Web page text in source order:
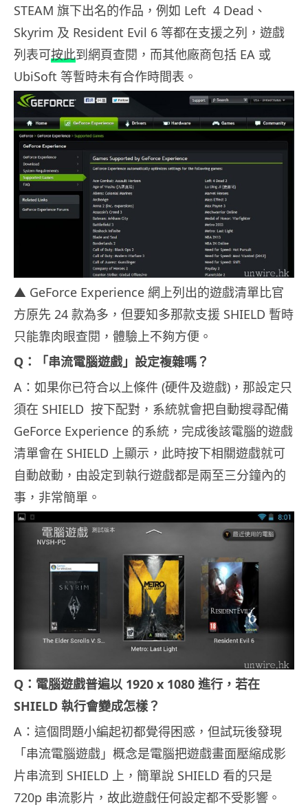
STEAM 旗下出名的作品，例如 Left 4 Dead、
Skyrim 及 Resident Evil 6 等都在支援之列，遊戲
列表可按此到網頁查閱，而其他廠商包括 EA 或
UbiSoft 等暫時未有合作時間表。
▲ GeForce Experience 網上列出的遊戲清單比官
方原先 24 款為多，但要知多那款支援 SHIELD 暫時
只能靠肉眼查閱，體驗上不夠方便。
Q：「串流電腦遊戲」設定複雜嗎？
A：如果你已符合以上條件 (硬件及遊戲)，那設定只
須在 SHIELD 按下配對，系統就會把自動搜尋配備
GeForce Experience 的系統，完成後該電腦的遊戲
清單會在 SHIELD 上顯示，此時按下相關遊戲就可
自動啟動，由設定到執行遊戲都是兩至三分鐘內的
事，非常簡單。
Q：電腦遊戲普遍以 1920 x 1080 進行，若在
SHIELD 執行會變成怎樣？
A：這個問題小編起初都覺得困惑，但試玩後發現
「串流電腦遊戲」概念是電腦把遊戲畫面壓縮成影
片串流到 SHIELD 上，簡單說 SHIELD 看的只是
720p 串流影片，故此遊戲任何設定都不受影響。